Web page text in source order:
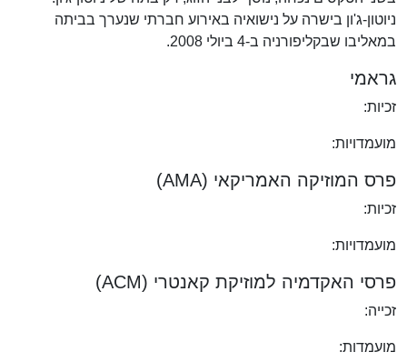
ניוטון-ג'ון בישרה על נישואיה באירוע חברתי שנערך בביתה
במאליבו שבקליפורניה ב-4 ביולי 2008.
גראמי
זכיות:
מועמדויות:
פרס המוזיקה האמריקאי (AMA)
זכיות:
מועמדויות:
פרסי האקדמיה למוזיקת קאנטרי (ACM)
זכייה:
מועמדות: